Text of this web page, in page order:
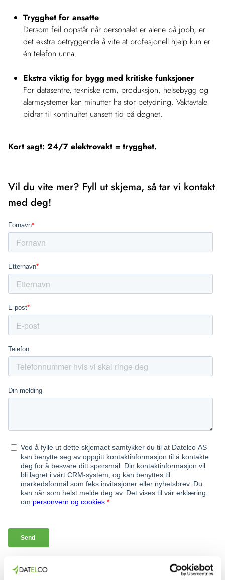
Trygghet for ansatte
Dersom feil oppstår når personalet er alene på jobb, er
det ekstra betryggende å vite at profesjonell hjelp kun er
én telefon unna.
Ekstra viktig for bygg med kritiske funksjoner
For datasentre, tekniske rom, produksjon, helsebygg og
alarmsystemer kan minutter ha stor betydning. Vaktavtale
bidrar til kontinuitet uansett tid på døgnet.
Kort sagt: 24/7 elektrovakt = trygghet.
Vil du vite mer? Fyll ut skjema, så tar vi kontakt
med deg!